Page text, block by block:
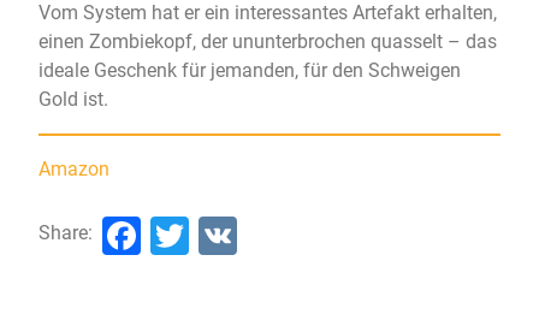
Vom System hat er ein interessantes Artefakt erhalten,
einen Zombiekopf, der ununterbrochen quasselt – das
ideale Geschenk für jemanden, für den Schweigen
Gold ist.
Amazon
Share: Facebook
Twitter